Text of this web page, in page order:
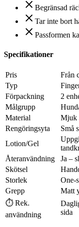
Begränsad
Tar inte bort
Passformen
Specifikationer
Pris
Från
Typ
Förpackning
2
Målgrupp
Material
Mjuk
Rengöringsyta
Små
Lotion/Gel
Återanvändning
Ja –
Skötsel
Storlek
One-
Grepp
Matt
⏱ Rek.
användning
sida